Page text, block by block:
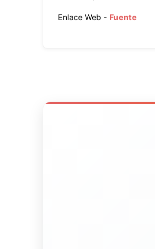
Enlace Web - Fuente